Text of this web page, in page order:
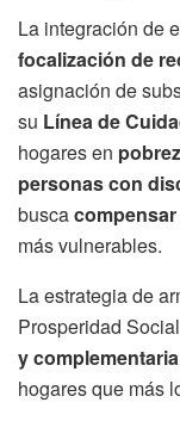
La integración de
focalización de
asignación de
su Línea de
hogares en
personas con
busca
más vulnerables.
La estrategia de
Prosperidad
y complementaria
hogares que más